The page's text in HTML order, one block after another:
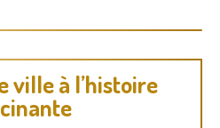
ville à l’histoire